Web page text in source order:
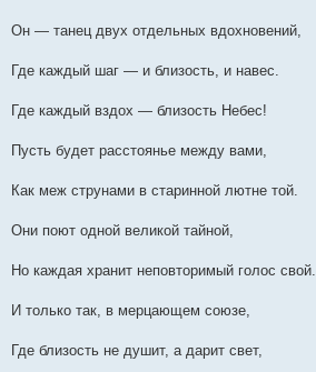
Он — танец двух отдельных вдохновений,
Где каждый шаг — и близость, и навес.
Где каждый вздох — близость Небес!
Пусть будет расстоянье между вами,
Как меж струнами в старинной лютне той.
Они поют одной великой тайной,
Но каждая хранит неповторимый голос свой.
И только так, в мерцающем союзе,
Где близость не душит, а дарит свет,